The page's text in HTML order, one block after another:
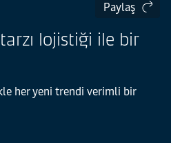
Paylaş
lojistiği ile bir
her yeni trendi verimli bir